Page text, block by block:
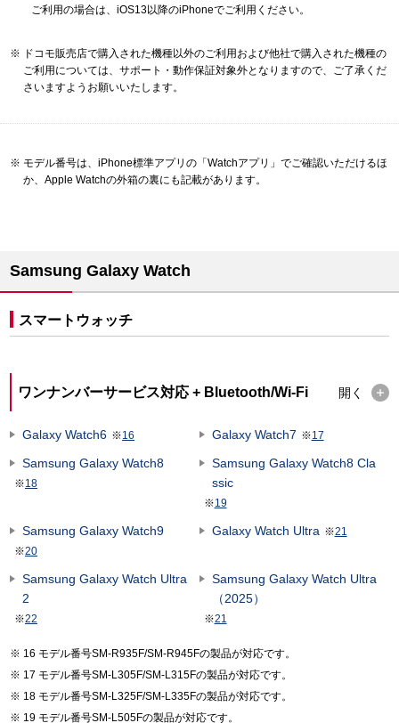
ご利用の場合は、iOS13以降のiPhoneでご利用ください。
ドコモ販売店で購入された機種以外のご利用および他社で購入された機種の
ご利用については、サポート・動作保証対象外となりますので、ご了承くだ
さいますようお願いいたします。
モデル番号は、iPhone標準アプリの「Watchアプリ」でご確認いただけるほ
か、Apple Watchの外箱の裏にも記載があります。
Samsung Galaxy Watch
スマートウォッチ
ワンナンバーサービス対応 + Bluetooth/Wi-Fi 開く
Galaxy Watch6 ※16 Galaxy Watch7 ※17
Samsung Galaxy Watch8
※18
Samsung Galaxy Watch8 Cla
ssic
※19
Samsung Galaxy Watch9
※20
Galaxy Watch Ultra ※21
Samsung Galaxy Watch Ultra
2
※22
Samsung Galaxy Watch Ultra
（2025）
※21
16 モデル番号SM-R935F/SM-R945Fの製品が対応です。
17 モデル番号SM-L305F/SM-L315Fの製品が対応です。
18 モデル番号SM-L325F/SM-L335Fの製品が対応です。
19 モデル番号SM-L505Fの製品が対応です。